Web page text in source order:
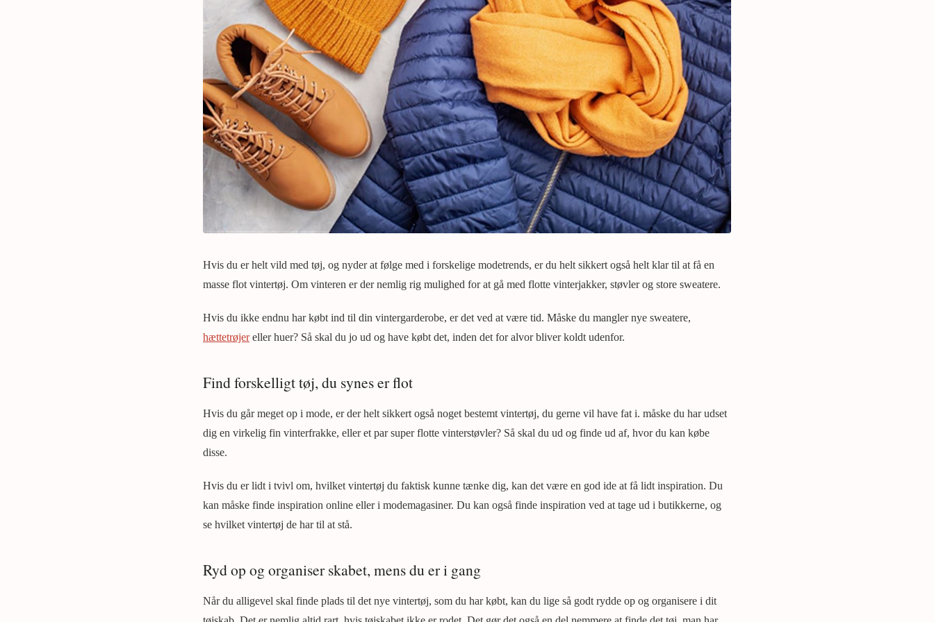
Hvis du er helt vild med tøj, og nyder at følge med i forskelige modetrends, er du helt sikkert også helt klar til at få en
masse flot vintertøj. Om vinteren er der nemlig rig mulighed for at gå med flotte vinterjakker, støvler og store sweatere.
Hvis du ikke endnu har købt ind til din vintergarderobe, er det ved at være tid. Måske du mangler nye sweatere,
hættetrøjereller huer? Så skal du jo ud og have købt det, inden det for alvor bliver koldt udenfor.
Find forskelligt tøj, du synes er flot
Hvis du går meget op i mode, er der helt sikkert også noget bestemt vintertøj, du gerne vil have fat i. måske du har udset
dig en virkelig fin vinterfrakke, eller et par super flotte vinterstøvler? Så skal du ud og finde ud af, hvor du kan købe
disse.
Hvis du er lidt i tvivl om, hvilket vintertøj du faktisk kunne tænke dig, kan det være en god ide at få lidt inspiration. Du
kan måske finde inspiration online eller i modemagasiner. Du kan også finde inspiration ved at tage ud i butikkerne, og
se hvilket vintertøj de har til at stå.
Ryd op og organiser skabet, mens du er i gang
Når du alligevel skal finde plads til det nye vintertøj, som du har købt, kan du lige så godt rydde op og organisere i dit